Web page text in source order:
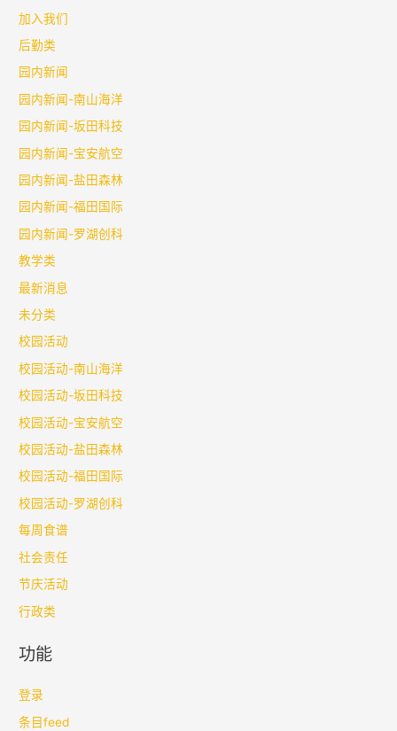
加入我们
后勤类
园内新闻
园内新闻-南山海洋
园内新闻-坂田科技
园内新闻-宝安航空
园内新闻-盐田森林
园内新闻-福田国际
园内新闻-罗湖创科
教学类
最新消息
未分类
校园活动
校园活动-南山海洋
校园活动-坂田科技
校园活动-宝安航空
校园活动-盐田森林
校园活动-福田国际
校园活动-罗湖创科
每周食谱
社会责任
节庆活动
行政类
功能
登录
条目feed